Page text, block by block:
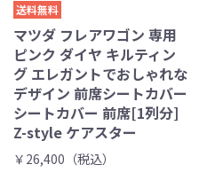
送料無料
マツダ フレアワゴン 専用
ピンク ダイヤ キルティン
グ エレガントでおしゃれな
デザイン 前席シートカバー
シートカバー 前席[1列分]
Z-style ケアスター
￥26,400（税込）